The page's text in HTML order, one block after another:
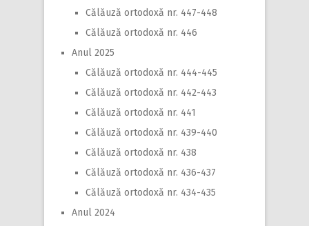
Călăuză ortodoxă nr. 447-448
Călăuză ortodoxă nr. 446
Anul 2025
Călăuză ortodoxă nr. 444-445
Călăuză ortodoxă nr. 442-443
Călăuză ortodoxă nr. 441
Călăuză ortodoxă nr. 439-440
Călăuză ortodoxă nr. 438
Călăuză ortodoxă nr. 436-437
Călăuză ortodoxă nr. 434-435
Anul 2024